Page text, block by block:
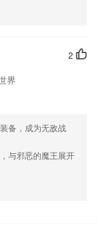
2
界
备，成为无敌战
与邪恶的魔王展开